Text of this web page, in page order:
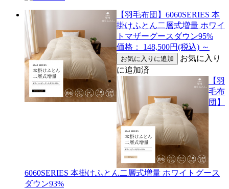
【羽毛布団】6060SERIES 本
掛けふとん二層式増量 ホワイ
トマザーグースダウン95%
価格： 148,500円(税込) ～
お気に入り
に追加済
【羽
毛布
団】
6060SERIES 本掛けふとん二層式増量 ホワイトグース
ダウン93%